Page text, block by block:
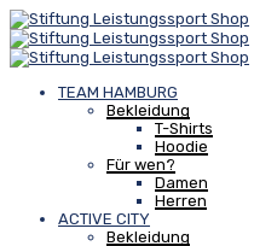
TEAM HAMBURG
Bekleidung
T-Shirts
Hoodie
Für wen?
Damen
Herren
ACTIVE CITY
Bekleidung